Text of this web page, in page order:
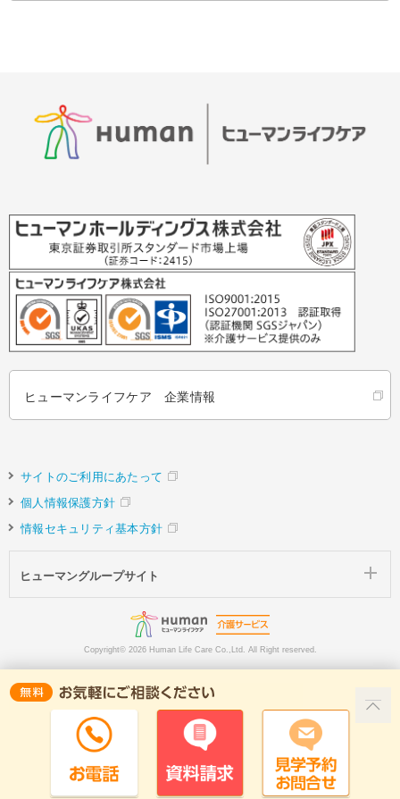
ヒューマンライフケア 企業情報
サイトのご利用にあたって
個人情報保護方針
情報セキュリティ基本方針
ヒューマングループサイト
Copyright© 2026 Human Life Care Co.,Ltd. All Right reserved.